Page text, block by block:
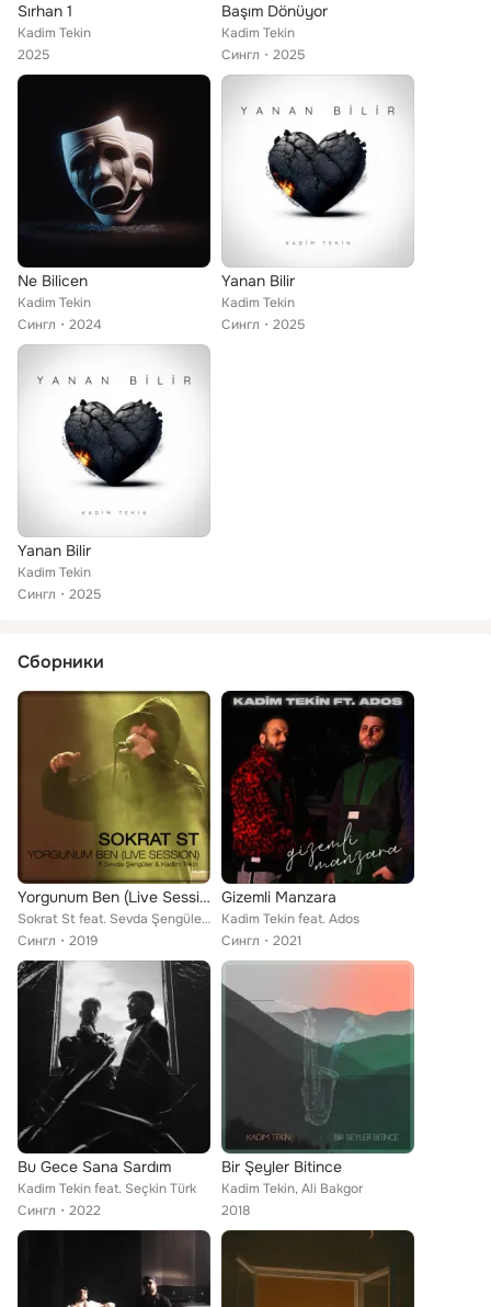
Sırhan 1
Kadim Tekin
2025
Başım Dönüyor
Kadim Tekin
Сингл
2025
Ne Bilicen
Kadim Tekin
Сингл
2024
Yanan Bilir
Kadim Tekin
Сингл
2025
Yanan Bilir
Kadim Tekin
Сингл
2025
Сборники
Yorgunum Ben (Live Session)
Sokrat St feat. Sevda Şengüler, Kadim Tekin
Сингл
2019
Gizemli Manzara
Kadim Tekin feat. Ados
Сингл
2021
Bu Gece Sana Sardım
Kadim Tekin feat. Seçkin Türk
Сингл
2022
Bir Şeyler Bitince
Kadim Tekin, Ali Bakgor
2018